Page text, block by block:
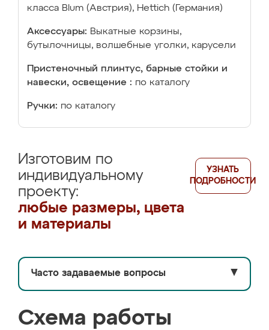
класса Blum (Австрия), Hettich (Германия)
Аксессуары: Выкатные корзины,
бутылочницы, волшебные уголки, карусели
Пристеночный плинтус, барные стойки и
навески, освещение : по каталогу
Ручки: по каталогу
Изготовим по
индивидуальному
проекту:
любые размеры, цвета
и материалы
УЗНАТЬ
ПОДРОБНОСТИ
Часто задаваемые вопросы ▼
Схема работы